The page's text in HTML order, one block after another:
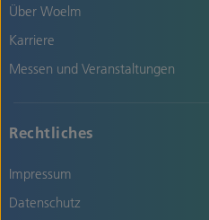
Über Woelm
Karriere
Messen und Veranstaltungen
Rechtliches
Impressum
Datenschutz